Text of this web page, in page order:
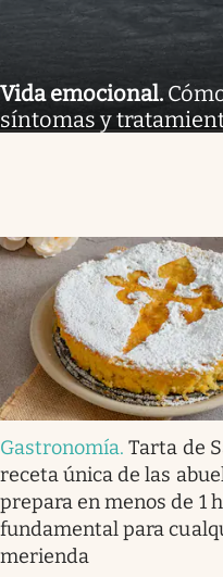
Vida emocional.
síntomas y
Gastronomía.Tarta de
receta única de las
prepara en menos de 1
fundamental para
merienda